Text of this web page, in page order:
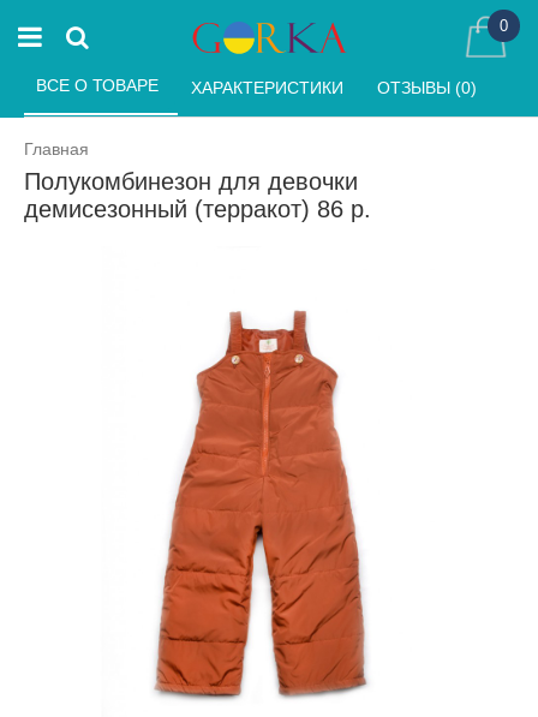
0
Главная
Полукомбинезон для девочки
демисезонный (терракот) 86 р.
ВСЕ О ТОВАРЕ ХАРАКТЕРИСТИКИ ОТЗЫВЫ (0)